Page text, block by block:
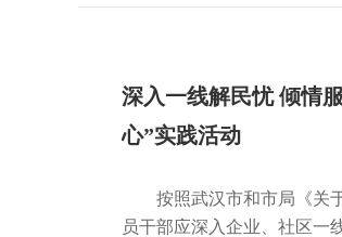
深入一线解民忧 倾情
心”实践活动
按照武汉市和市局《关
员干部应深入企业、社区一